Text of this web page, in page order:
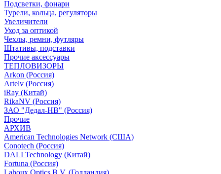
Подсветки, фонари
Турели, кольца, регуляторы
Увеличители
Уход за оптикой
Чехлы, ремни, футляры
Штативы, подставки
Прочие аксессуары
ТЕПЛОВИЗОРЫ
Arkon (Россия)
Artelv (Россия)
iRay (Китай)
RikaNV (Россия)
ЗАО "Дедал-НВ" (Россия)
Прочие
АРХИВ
American Technologies Network (США)
Conotech (Россия)
DALI Technology (Китай)
Fortuna (Россия)
Lahoux Optics B.V. (Голландия)